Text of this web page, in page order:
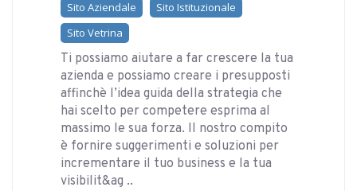
Sito Aziendale
Sito Istituzionale
Sito Vetrina
Ti possiamo aiutare a far crescere la tua
azienda e possiamo creare i presupposti
affinchè l’idea guida della strategia che
hai scelto per competere esprima al
massimo le sua forza. Il nostro compito
è fornire suggerimenti e soluzioni per
incrementare il tuo business e la tua
visibilit&ag ..